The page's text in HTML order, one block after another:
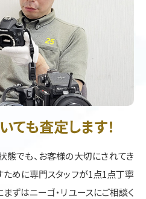
ても査定します！
態でも、お客様の大切にされてき
めに専門スタッフが1点1点丁寧
ずはニーゴ・リユースにご相談く